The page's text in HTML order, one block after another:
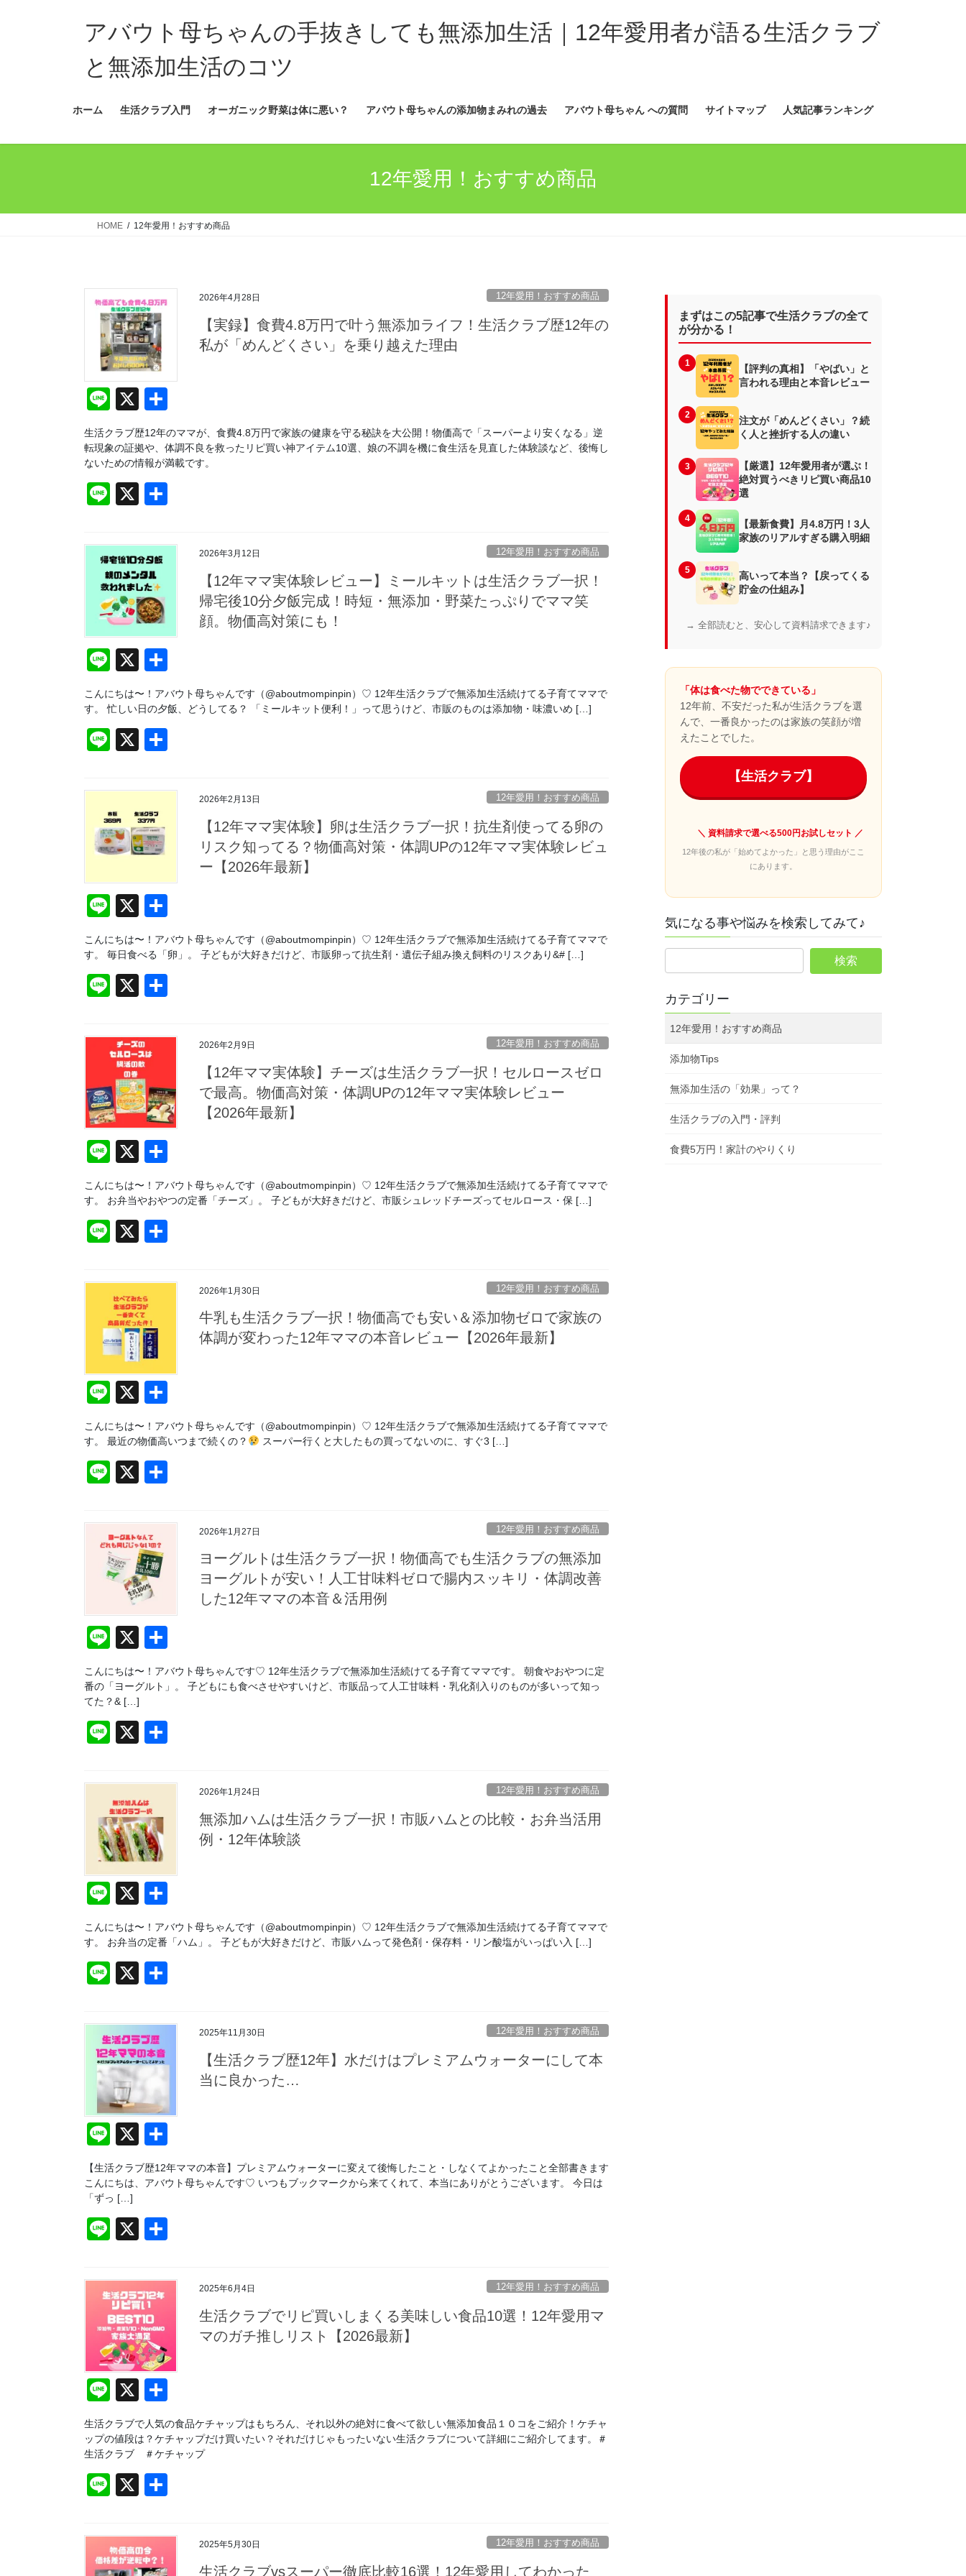
ッ
移
アバウト母ちゃんの手抜きしても無添加生活｜12年愛用者が語る生活クラブ
と無添加生活のコツ
ホーム 生活クラブ入門 オーガニック野菜は体に悪い？ アバウト母ちゃんの添加物まみれの過去 アバウト母ちゃん への質問 サイトマップ 人気記事ランキング
12年愛用！おすすめ商品
HOME 12年愛用！おすすめ商品
2026年4月28日 12年愛用！おすすめ商品
【実録】食費4.8万円で叶う無添加ライフ！生活クラブ歴12年の
私が「めんどくさい」を乗り越えた理由
Li
e
X
生活クラブ歴12年のママが、食費4.8万円で家族の健康を守る秘訣を大公開！物価高で「スーパーより安くなる」逆
転現象の証拠や、体調不良を救ったリピ買い神アイテム10選、娘の不調を機に食生活を見直した体験談など、後悔し
ないための情報が満載です。
Li
e
X
2026年3月12日 12年愛用！おすすめ商品
【12年ママ実体験レビュー】ミールキットは生活クラブ一択！
帰宅後10分夕飯完成！時短・無添加・野菜たっぷりでママ笑
顔。物価高対策にも！
Li
e
X
有
こんにちは〜！アバウト母ちゃんです（@aboutmompinpin）♡ 12年生活クラブで無添加生活続けてる子育てママで
す。 忙しい日の夕飯、どうしてる？ 「ミールキット便利！」って思うけど、市販のものは添加物・味濃いめ […]
Li
e
X
2026年2月13日 12年愛用！おすすめ商品
【12年ママ実体験】卵は生活クラブ一択！抗生剤使ってる卵の
リスク知ってる？物価高対策・体調UPの12年ママ実体験レビュ
ー【2026年最新】
Li
e
X
有
こんにちは〜！アバウト母ちゃんです（@aboutmompinpin）♡ 12年生活クラブで無添加生活続けてる子育てママで
す。 毎日食べる「卵」。 子どもが大好きだけど、市販卵って抗生剤・遺伝子組み換え飼料のリスクあり&# […]
Li
e
X
2026年2月9日 12年愛用！おすすめ商品
【12年ママ実体験】チーズは生活クラブ一択！セルロースゼロ
で最高。物価高対策・体調UPの12年ママ実体験レビュー
【2026年最新】
Li
e
X
有
こんにちは〜！アバウト母ちゃんです（@aboutmompinpin）♡ 12年生活クラブで無添加生活続けてる子育てママで
す。 お弁当やおやつの定番「チーズ」。 子どもが大好きだけど、市販シュレッドチーズってセルロース・保 […]
Li
e
X
2026年1月30日 12年愛用！おすすめ商品
牛乳も生活クラブ一択！物価高でも安い＆添加物ゼロで家族の
体調が変わった12年ママの本音レビュー【2026年最新】
Li
e
X
有
こんにちは〜！アバウト母ちゃんです（@aboutmompinpin）♡ 12年生活クラブで無添加生活続けてる子育てママで
す。 最近の物価高いつまで続くの？
スーパー行くと大したもの買ってないのに、すぐ3 […]
Li
e
X
2026年1月27日 12年愛用！おすすめ商品
ヨーグルトは生活クラブ一択！物価高でも生活クラブの無添加
ヨーグルトが安い！人工甘味料ゼロで腸内スッキリ・体調改善
した12年ママの本音＆活用例
Li
n
e
X
有
こんにちは〜！アバウト母ちゃんです♡ 12年生活クラブで無添加生活続けてる子育てママです。 朝食やおやつに定
番の「ヨーグルト」。 子どもにも食べさせやすいけど、市販品って人工甘味料・乳化剤入りのものが多いって知っ
てた？& […]
Li
e
X
2026年1月24日 12年愛用！おすすめ商品
無添加ハムは生活クラブ一択！市販ハムとの比較・お弁当活用
例・12年体験談
Li
n
e
X
有
こんにちは〜！アバウト母ちゃんです（@aboutmompinpin）♡ 12年生活クラブで無添加生活続けてる子育てママで
す。 お弁当の定番「ハム」。 子どもが大好きだけど、市販ハムって発色剤・保存料・リン酸塩がいっぱい入 […]
Li
e
X
2025年11月30日 12年愛用！おすすめ商品
【生活クラブ歴12年】水だけはプレミアムウォーターにして本
当に良かった…
Li
n
e
X
有
【生活クラブ歴12年ママの本音】プレミアムウォーターに変えて後悔したこと・しなくてよかったこと全部書きます
こんにちは、アバウト母ちゃんです♡ いつもブックマークから来てくれて、本当にありがとうございます。 今日は
「ずっ […]
Li
e
X
2025年6月4日 12年愛用！おすすめ商品
生活クラブでリピ買いしまくる美味しい食品10選！12年愛用マ
マのガチ推しリスト【2026最新】
Li
n
e
X
有
生活クラブで人気の食品ケチャップはもちろん、それ以外の絶対に食べて欲しい無添加食品１０コをご紹介！ケチャ
ップの値段は？ケチャップだけ買いたい？それだけじゃもったいない生活クラブについて詳細にご紹介してます。＃
生活クラブ ＃ケチャップ
Li
e
X
2025年5月30日 12年愛用！おすすめ商品
生活クラブvsスーパー徹底比較16選！12年愛用してわかった
まずはこの5記事で生活クラブの全て
が分かる！
1
【評判の真相】「やばい」と
言われる理由と本音レビュー
2
注文が「めんどくさい」？続
く人と挫折する人の違い
3
【厳選】12年愛用者が選ぶ！
絶対買うべきリピ買い商品10
選
4
【最新食費】月4.8万円！3人
家族のリアルすぎる購入明細
5
高いって本当？【戻ってくる
貯金の仕組み】
→ 全部読むと、安心して資料請求できます♪
「体は食べた物でできている」
12年前、不安だった私が生活クラブを選
んで、一番良かったのは家族の笑顔が増
えたことでした。
【生活クラブ】
＼ 資料請求で選べる500円お試しセット ／
12年後の私が「始めてよかった」と思う理由がここ
にあります。
気になる事や悩みを検索してみて♪
カテゴリー
12年愛用！おすすめ商品
添加物Tips
無添加生活の「効果」って？
生活クラブの入門・評判
食費5万円！家計のやりくり